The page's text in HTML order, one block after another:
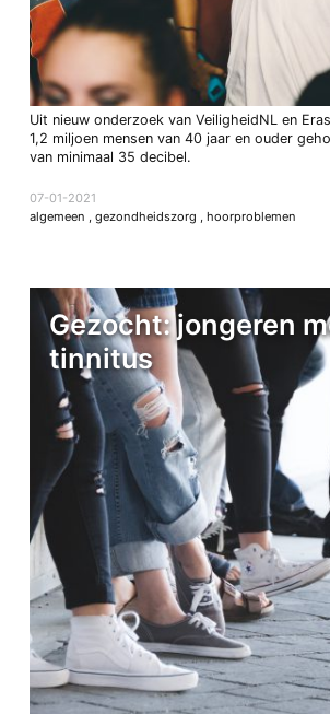
Uit nieuw onderzoek van VeiligheidNL en
1,2 miljoen mensen van 40 jaar en ouder
van minimaal 35 decibel.
07-01-2021
algemeen , gezondheidszorg , hoorproblemen
Gezocht: jongeren
tinnitus